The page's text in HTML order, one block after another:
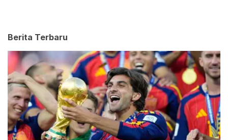
Berita Terbaru